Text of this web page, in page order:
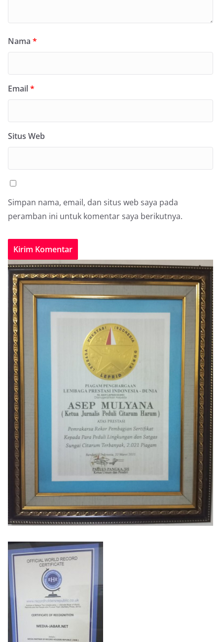
Nama *
Email*
Situs Web
Simpan nama, email, dan situs web saya pada
peramban ini untuk komentar saya berikutnya.